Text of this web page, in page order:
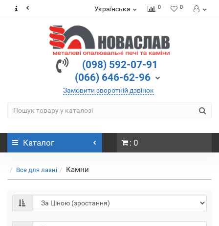
Українська 0 0
(098) 592-07-91
(066) 646-62-96
Замовити зворотній дзвінок
Каталог : 0
Все для лазні Камни